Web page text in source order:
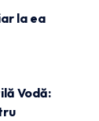
la ea
Vodă: